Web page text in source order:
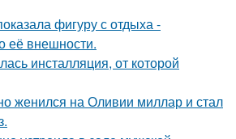
фигуру с отдыха -
её внешности.
инсталляция, от которой
женился на Оливии миллар и стал